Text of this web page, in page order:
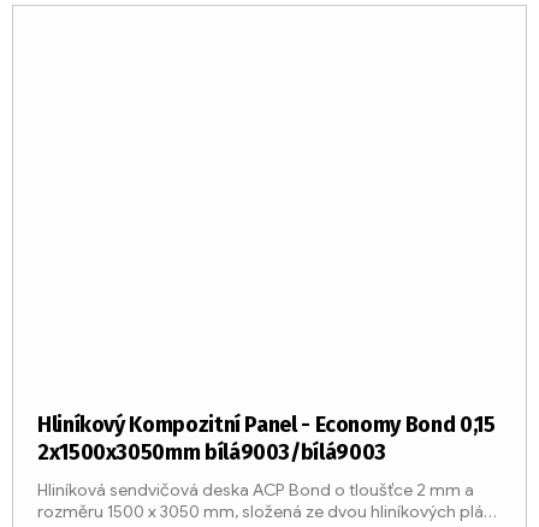
Hliníkový Kompozitní Panel - Economy Bond 0,15
2x1500x3050mm bílá9003/bílá9003
Hliníková sendvičová deska ACP Bond o tloušťce 2 mm a
rozměru 1500 x 3050 mm, složená ze dvou hliníkových plátů